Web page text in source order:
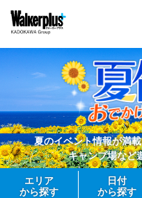
夏のイベント情報が満
キャンプ場など
エリア
から探す
日付
から探す